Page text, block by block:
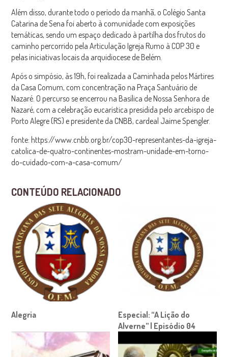
Além disso, durante todo o período da manhã, o Colégio Santa
Catarina de Sena foi aberto à comunidade com exposições
temáticas, sendo um espaço dedicado à partilha dos frutos do
caminho percorrido pela Articulação Igreja Rumo à COP 30 e
pelas iniciativas locais da arquidiocese de Belém.
Após o simpósio, às 19h, foi realizada a Caminhada pelos Mártires
da Casa Comum, com concentração na Praça Santuário de
Nazaré. O percurso se encerrou na Basílica de Nossa Senhora de
Nazaré, com a celebração eucarística presidida pelo arcebispo de
Porto Alegre (RS) e presidente da CNBB, cardeal Jaime Spengler.
fonte: https://www.cnbb.org.br/cop30-representantes-da-igreja-
catolica-de-quatro-continentes-mostram-unidade-em-torno-
do-cuidado-com-a-casa-comum/
CONTEÚDO RELACIONADO
Alegria
Especial: “A Lição do
Alverne” | Episódio 04